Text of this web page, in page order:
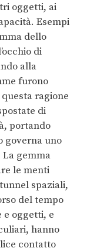
oggetti, ai
Esempi
dello
di
alla
furono
ragione
di
portando
governa uno
La gemma
le menti
spaziali,
del tempo
e oggetti, e
hanno
contatto